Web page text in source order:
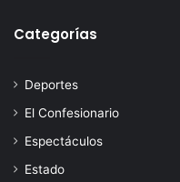
Categorías
Deportes
El Confesionario
Espectáculos
Estado